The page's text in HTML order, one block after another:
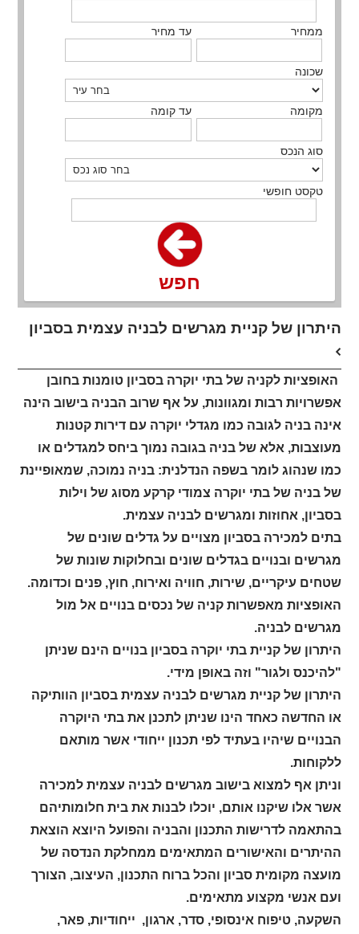
ממחיר עד מחיר
שכונה
מקומה עד קומה
סוג הנכס
טקסט חופשי
חפש
היתרון של קניית מגרשים לבניה עצמית בסביון
האופציות לקניה של בתי יוקרה בסביון טומנות בחובן
אפשרויות רבות ומגוונות, על אף שרוב הבניה בישוב הינה
אינה בניה לגובה כמו מגדלי יוקרה עם דירות קטנות
מעוצבות, אלא של בניה בגובה נמוך ביחס למגדלים או
כמו שנהוג לומר בשפה הנדלנית: בניה נמוכה, שמאופיינת
של בניה של בתי יוקרה צמודי קרקע מסוג של וילות
בסביון, אחוזות ומגרשים לבניה עצמית.
בתים למכירה בסביון מצויים על גדלים שונים של
מגרשים ובנויים בגדלים שונים ובחלוקות שונות של
שטחים עיקריים, שירות, חוויה ואירוח, חוץ, פנים וכדומה.
האופציות מאפשרות קניה של נכסים בנויים אל מול
מגרשים לבניה.
היתרון של קניית בתי יוקרה בסביון בנויים הינם שניתן
"להיכנס ולגור" וזה באופן מידי.
היתרון של קניית מגרשים לבניה עצמית בסביון הוותיקה
או החדשה כאחד הינו שניתן לתכנן את בתי היוקרה
הבנויים שיהיו בעתיד לפי תכנון ייחודי אשר מותאם
ללקוחות.
וניתן אף למצוא בישוב מגרשים לבניה עצמית למכירה
אשר אלו שיקנו אותם, יוכלו לבנות את בית חלומותיהם
בהתאמה לדרישות התכנון והבניה והפועל היוצא הוצאת
ההיתרים והאישורים המתאימים ממחלקת הנדסה של
מועצה מקומית סביון והכל ברוח התכנון, העיצוב, הצורך
ועם אנשי מקצוע מתאימים.
השקעה, טיפוח אינסופי, סדר, ארגון, ייחודיות, פאר,